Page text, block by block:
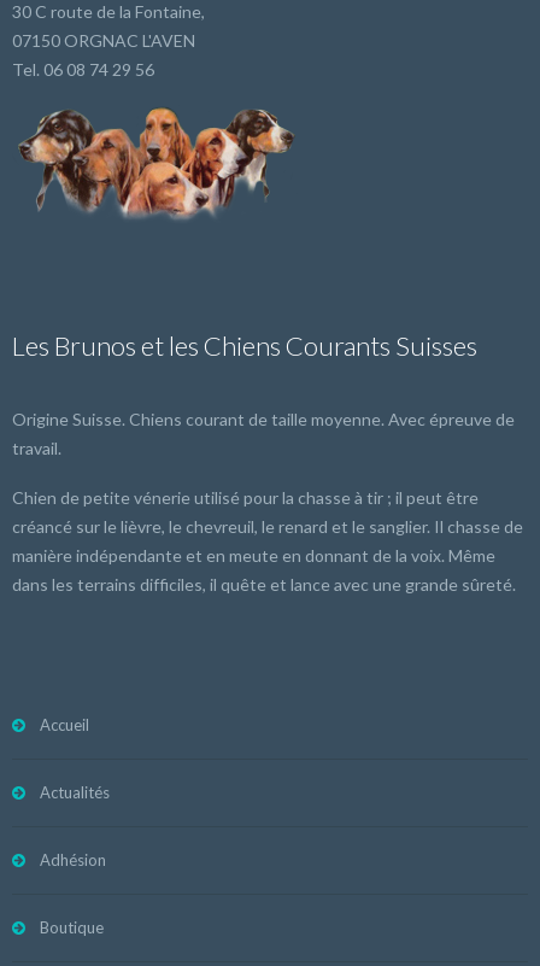
30 C route de la Fontaine,
07150 ORGNAC L'AVEN
Tel. 06 08 74 29 56
Les Brunos et les Chiens Courants Suisses
Origine Suisse. Chiens courant de taille moyenne. Avec épreuve de
travail.
Chien de petite vénerie utilisé pour la chasse à tir ; il peut être
créancé sur le lièvre, le chevreuil, le renard et le sanglier. Il chasse de
manière indépendante et en meute en donnant de la voix. Même
dans les terrains difficiles, il quête et lance avec une grande sûreté.
Accueil
Actualités
Adhésion
Boutique